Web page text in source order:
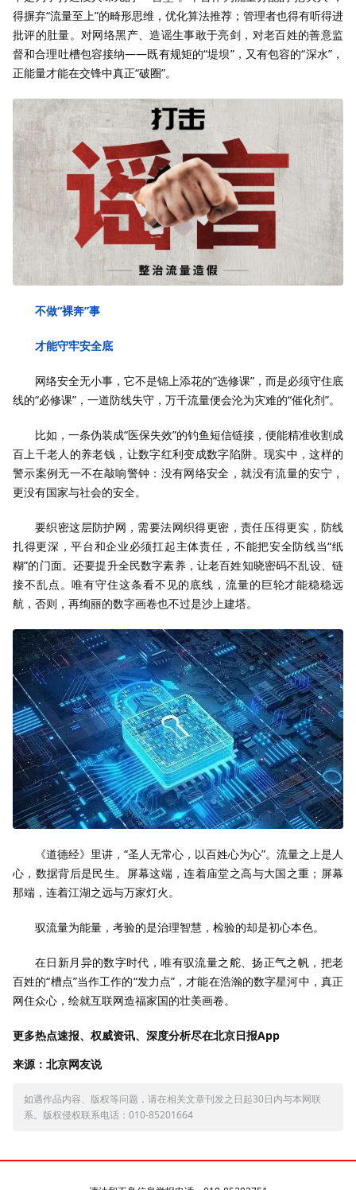
得摒弃“流量至上”的畸形思维，优化算法推荐；管理者也得有听得进
批评的肚量。对网络黑产、造谣生事敢于亮剑，对老百姓的善意监
督和合理吐槽包容接纳——既有规矩的“堤坝”，又有包容的“深水”，
正能量才能在交锋中真正“破圈”。
不做“裸奔”事
才能守牢安全底
网络安全无小事，它不是锦上添花的“选修课”，而是必须守住底
线的“必修课”，一道防线失守，万千流量便会沦为灾难的“催化剂”。
比如，一条伪装成“医保失效”的钓鱼短信链接，便能精准收割成
百上千老人的养老钱，让数字红利变成数字陷阱。现实中，这样的
警示案例无一不在敲响警钟：没有网络安全，就没有流量的安宁，
更没有国家与社会的安全。
要织密这层防护网，需要法网织得更密，责任压得更实，防线
扎得更深，平台和企业必须扛起主体责任，不能把安全防线当“纸
糊”的门面。还要提升全民数字素养，让老百姓知晓密码不乱设、链
接不乱点。唯有守住这条看不见的底线，流量的巨轮才能稳稳远
航，否则，再绚丽的数字画卷也不过是沙上建塔。
《道德经》里讲，“圣人无常心，以百姓心为心”。流量之上是人
心，数据背后是民生。屏幕这端，连着庙堂之高与大国之重；屏幕
那端，连着江湖之远与万家灯火。
驭流量为能量，考验的是治理智慧，检验的却是初心本色。
在日新月异的数字时代，唯有驭流量之舵、扬正气之帆，把老
百姓的“槽点”当作工作的“发力点”，才能在浩瀚的数字星河中，真正
网住众心，绘就互联网造福家国的壮美画卷。
更多热点速报、权威资讯、深度分析尽在北京日报App
来源：北京网友说
如遇作品内容、版权等问题，请在相关文章刊发之日起30日内与本网联
系。版权侵权联系电话：010-85201664